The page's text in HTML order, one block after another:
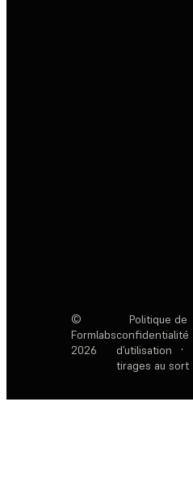
©
Formlabs
2026
Politique de
confidentialité
d’utilisation
·
tirages au sort